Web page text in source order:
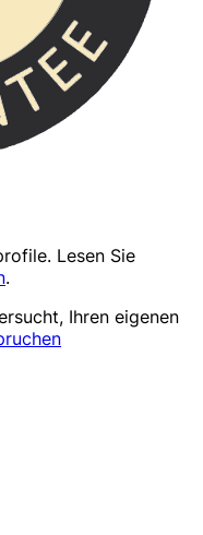
. Lesen Sie
.
Ihren eigenen